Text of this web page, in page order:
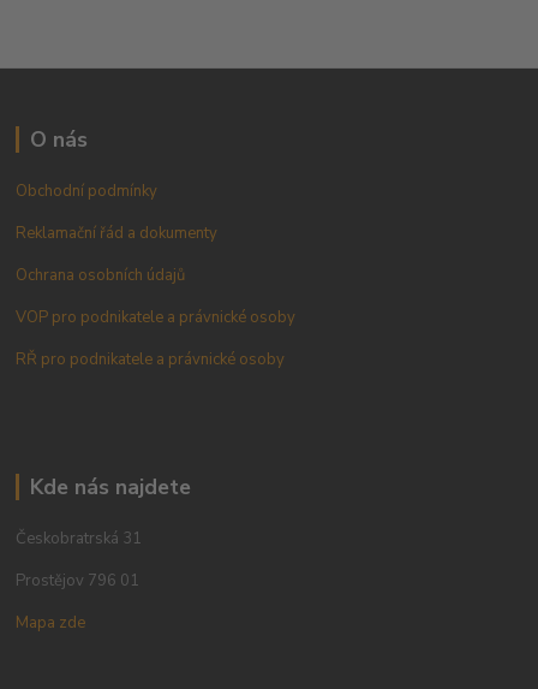
O nás
Obchodní podmínky
Reklamační řád a dokumenty
Ochrana osobních údajů
VOP pro podnikatele a právnické osoby
RŘ pro podnikatele a právnické osoby
Kde nás najdete
Českobratrská 31
Prostějov 796 01
Mapa zde